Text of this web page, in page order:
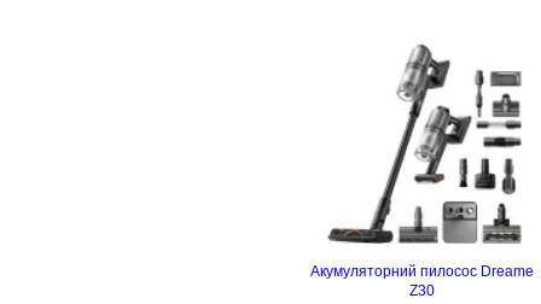
Акумуляторний пилосос Dreame
Z30